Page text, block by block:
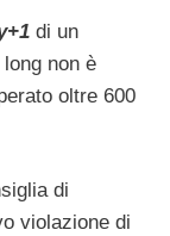
di un
non è
oltre 600
di
violazione di